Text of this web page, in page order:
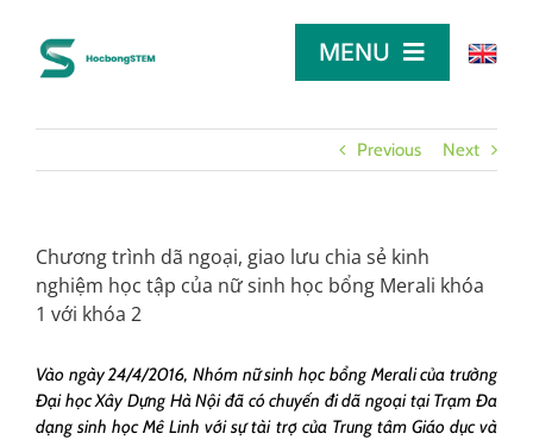
content
MENU
LỜI KHUYÊN
DÀNH CHO NHÀ TÀI TRỢ
Previous Next
Chương trình dã ngoại, giao lưu chia sẻ kinh
nghiệm học tập của nữ sinh học bổng Merali khóa
1 với khóa 2
Vào ngày 24/4/2016, Nhóm nữ sinh học bổng Merali của trường
Đại học Xây Dựng Hà Nội đã có chuyến đi dã ngoại tại Trạm Đa
dạng sinh học Mê Linh với sự tài trợ của Trung tâm Giáo dục và